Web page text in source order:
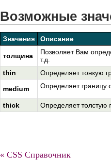
Возможные
Значения Описание
толщина
Позволяет Вам
т.д.
thin
Определяет тонкую
medium Определяет границу
thick Определяет толстую
« CSS Справочник